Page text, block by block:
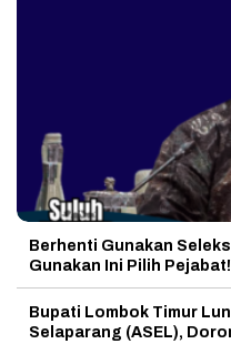
Berhenti Gunakan
Gunakan Ini Pilih Pejabat!
Bupati Lombok Timur
Selaparang (ASEL),